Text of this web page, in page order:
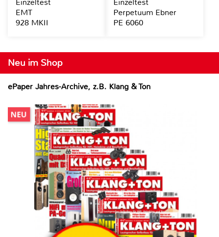
Neu im Shop
ePaper Jahres-Archive, z.B. Klang & Ton
Einzeltest
EMT
928 MKII
Einzeltest
Perpetuum Ebner
PE 6060